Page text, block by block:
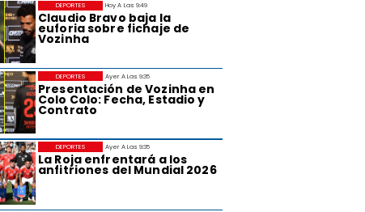
Hoy A Las 9:49
Claudio Bravo baja la
euforia sobre fichaje de
Vozinha
DEPORTES
Ayer A Las 9:35
Presentación de Vozinha en
Colo Colo: Fecha, Estadio y
Contrato
DEPORTES
Ayer A Las 9:35
La Roja enfrentará a los
anfitriones del Mundial 2026
DEPORTES